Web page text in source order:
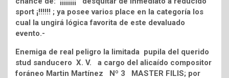
sport ¡!!!!!! ; ya posee varios place en la categoría los
cual la ungirá lógica favorita de este devaluado
evento.-
Enemiga de real peligro la limitada pupila del querido
stud sanducero X. V. a cargo del alicaído compositor
foráneo Martin Martínez Nº 3 MASTER FILIS; por